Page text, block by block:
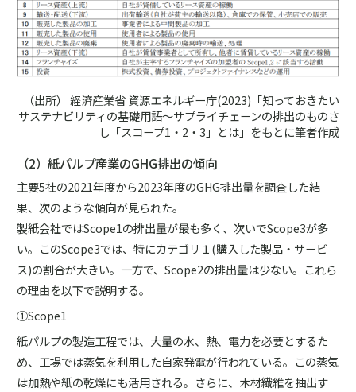
（出所） 経済産業省 資源エネルギー庁(2023)「知っておきたい
サステナビリティの基礎用語～サプライチェーンの排出のものさ
し「スコープ1・2・3」とは」をもとに筆者作成
（2）紙パルプ産業のGHG排出の傾向
主要5社の2021年度から2023年度のGHG排出量を調査した結
果、次のような傾向が見られた。
製紙会社ではScope1の排出量が最も多く、次いでScope3が多
い。このScope3では、特にカテゴリ１(購入した製品・サービ
ス)の割合が大きい。一方で、Scope2の排出量は少ない。これら
の理由を以下で説明する。
①Scope1
紙パルプの製造工程では、大量の水、熱、電力を必要とするた
め、工場では蒸気を利用した自家発電が行われている。この蒸気
は加熱や紙の乾燥にも活用される。さらに、木材繊維を抽出す